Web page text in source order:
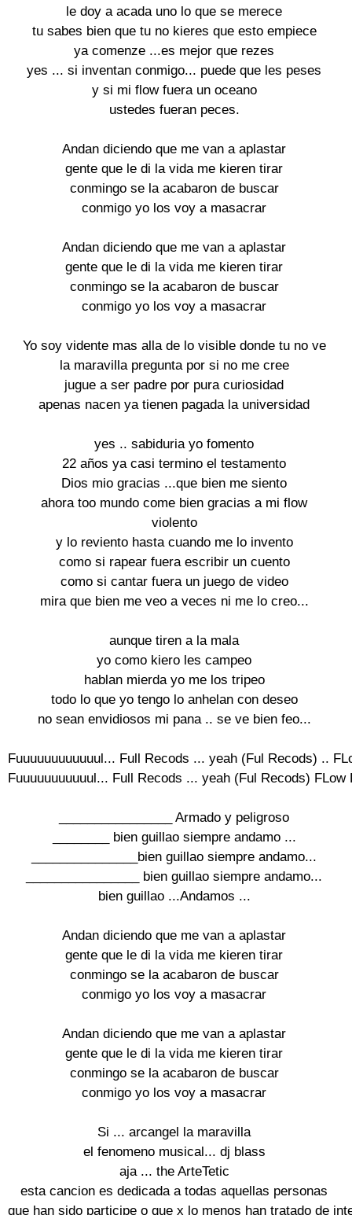
le doy a acada uno lo que se merece
tu sabes bien que tu no kieres que esto empiece
ya comenze ...es mejor que rezes
yes ... si inventan conmigo... puede que les peses
y si mi flow fuera un oceano
ustedes fueran peces.
Andan diciendo que me van a aplastar
gente que le di la vida me kieren tirar
conmingo se la acabaron de buscar
conmigo yo los voy a masacrar
Andan diciendo que me van a aplastar
gente que le di la vida me kieren tirar
conmingo se la acabaron de buscar
conmigo yo los voy a masacrar
Yo soy vidente mas alla de lo visible donde tu no ve
la maravilla pregunta por si no me cree
jugue a ser padre por pura curiosidad
apenas nacen ya tienen pagada la universidad
yes .. sabiduria yo fomento
22 años ya casi termino el testamento
Dios mio gracias ...que bien me siento
ahora too mundo come bien gracias a mi flow
violento
y lo reviento hasta cuando me lo invento
como si rapear fuera escribir un cuento
como si cantar fuera un juego de video
mira que bien me veo a veces ni me lo creo...
aunque tiren a la mala
yo como kiero les campeo
hablan mierda yo me los tripeo
todo lo que yo tengo lo anhelan con deseo
no sean envidiosos mi pana .. se ve bien feo...
Fuuuuuuuuuuuul... Full Recods ... yeah (Ful Recods) ..
Fuuuuuuuuuuul... Full Recods ... yeah (Ful Recods)
________________ Armado y peligroso
________ bien guillao siempre andamo ...
_______________bien guillao siempre andamo...
________________ bien guillao siempre andamo...
bien guillao ...Andamos ...
Andan diciendo que me van a aplastar
gente que le di la vida me kieren tirar
conmingo se la acabaron de buscar
conmigo yo los voy a masacrar
Andan diciendo que me van a aplastar
gente que le di la vida me kieren tirar
conmingo se la acabaron de buscar
conmigo yo los voy a masacrar
Si ... arcangel la maravilla
el fenomeno musical... dj blass
aja ... the ArteTetic
esta cancion es dedicada a todas aquellas personas
que han sido participe o que x lo menos han tratado de